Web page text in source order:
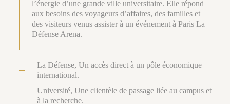
l’énergie d’une grande ville universitaire. Elle répond
aux besoins des voyageurs d’affaires, des familles et
des visiteurs venus assister à un événement à Paris La
Défense Arena.
La Défense, Un accès direct à un pôle économique
international.
Université, Une clientèle de passage liée au campus et
à la recherche.